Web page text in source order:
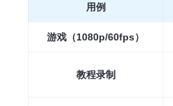
用例
游戏（1080p/60fps）
教程录制